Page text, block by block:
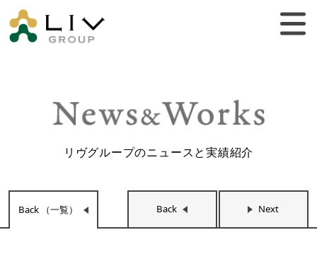
リヴグループのニュースと実績紹介
Back （一覧） Back Next